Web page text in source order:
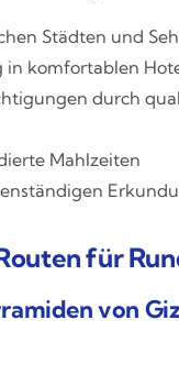
Städten und
komfortablen
durch
Mahlzeiten
für
von